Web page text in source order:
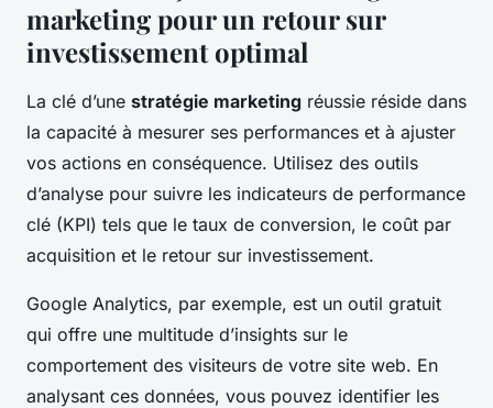
marketing pour un retour sur
investissement optimal
La clé d’une stratégie marketing réussie réside dans
la capacité à mesurer ses performances et à ajuster
vos actions en conséquence. Utilisez des outils
d’analyse pour suivre les indicateurs de performance
clé (KPI) tels que le taux de conversion, le coût par
acquisition et le retour sur investissement.
Google Analytics, par exemple, est un outil gratuit
qui offre une multitude d’insights sur le
comportement des visiteurs de votre site web. En
analysant ces données, vous pouvez identifier les